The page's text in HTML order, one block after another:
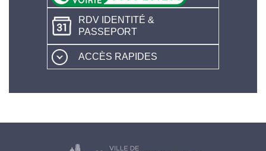
RDV IDENTITÉ &
PASSEPORT
ACCÈS RAPIDES